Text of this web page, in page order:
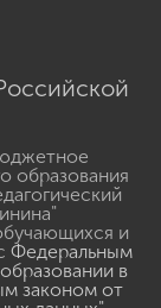
образования
и
Федеральным
в
законом от